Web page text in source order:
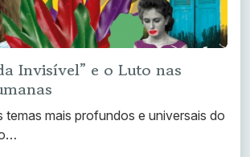
Invisível” e o Luto nas
temas mais profundos e universais do